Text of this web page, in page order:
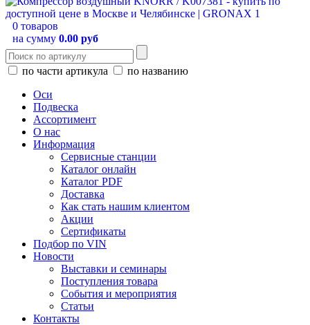
0 товаров
на сумму 0.00 руб
по части артикула
по названию
Оси
Подвеска
Ассортимент
О нас
Информация
Сервисные станции
Каталог онлайн
Каталог PDF
Доставка
Как стать нашим клиентом
Акции
Сертификаты
Подбор по VIN
Новости
Выставки и семинары
Поступления товара
События и мероприятия
Статьи
Контакты